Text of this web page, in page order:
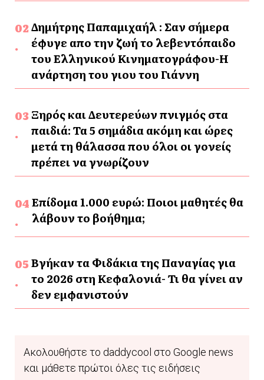
Δημήτρης Παπαμιχαήλ : Σαν σήμερα
έφυγε απο την ζωή το λεβεντόπαιδο
του Ελληνικού Κινηματογράφου-Η
ανάρτηση του γιου του Γιάννη
Ξηρός και Δευτερεύων πνιγμός στα
παιδιά: Τα 5 σημάδια ακόμη και ώρες
μετά τη θάλασσα που όλοι οι γονείς
πρέπει να γνωρίζουν
Επίδομα 1.000 ευρώ: Ποιοι μαθητές θα
λάβουν το βοήθημα;
Βγήκαν τα Φιδάκια της Παναγίας για
το 2026 στη Κεφαλονιά- Τι θα γίνει αν
δεν εμφανιστούν
Ακολουθήστε το daddycool στο Google news
και μάθετε πρώτοι όλες τις ειδήσεις